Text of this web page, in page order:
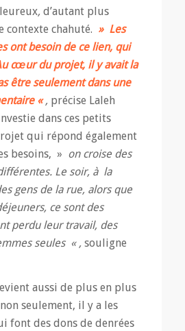
,d’autant plus
contexte chahuté. » Les
ont besoin de ce lien, qui
cœur du projet, il y avait la
être seulement dans une
«,précise Laleh
dans ces petits
qui répond également
besoins, » on croise des
Le soir, à la
gens de la rue, alors que
ce sont des
perdu leur travail, des
seules « , souligne
aussi de plus en plus
seulement, il y a les
font des dons de denrées